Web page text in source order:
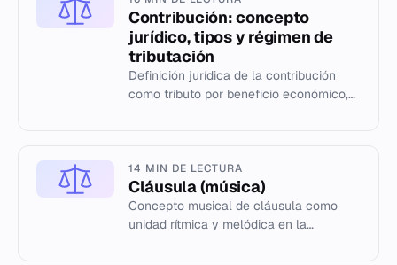
Contribución: concepto
jurídico, tipos y régimen de
tributación
Definición jurídica de la contribución
como tributo por beneficio económico,
14 MIN DE LECTURA
Cláusula (música)
Concepto musical de cláusula como
unidad rítmica y melódica en la